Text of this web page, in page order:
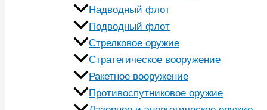
Надводный флот
Подводный флот
Стрелковое оружие
Стратегическое вооружение
Ракетное вооружение
Противоспутниковое оружие